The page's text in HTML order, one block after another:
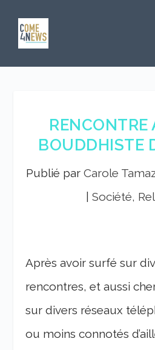
RENCONTRE
BOUDDHISTE
Publié par Carole
Société,
Après avoir surfé sur
rencontres, et aussi
sur divers réseaux
ou moins connotés